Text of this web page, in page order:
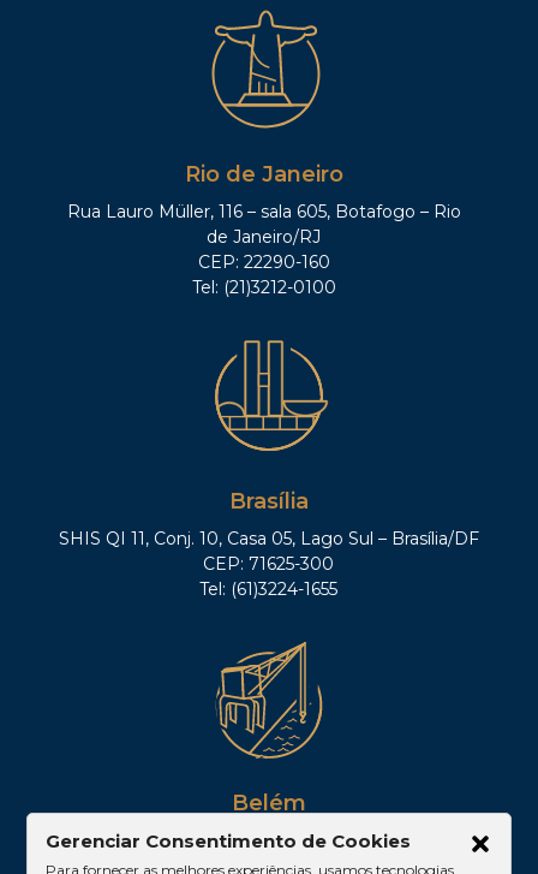
Rio de Janeiro
Rua Lauro Müller, 116 – sala 605, Botafogo – Rio
de Janeiro/RJ
CEP: 22290-160
Tel: (21)3212-0100
Brasília
SHIS QI 11, Conj. 10, Casa 05, Lago Sul – Brasília/DF
CEP: 71625-300
Tel: (61)3224-1655
Belém
Av. Visconde de Souza Franco, 05, Sala 2102 –
Edifício Quadra Corporate, Umarizal – Belém/PA
Gerenciar Consentimento de Cookies
Para fornecer as melhores experiências, usamos tecnologias